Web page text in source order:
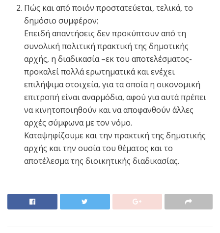
Πώς και από ποιόν προστατεύεται, τελικά, το
δημόσιο συμφέρον;
Επειδή απαντήσεις δεν προκύπτουν από τη
συνολική πολιτική πρακτική της δημοτικής
αρχής, η διαδικασία –εκ του αποτελέσματος-
προκαλεί πολλά ερωτηματικά και ενέχει
επιλήψιμα στοιχεία, για τα οποία η οικονομική
επιτροπή είναι αναρμόδια, αφού για αυτά πρέπει
να κινητοποιηθούν και να αποφανθούν άλλες
αρχές σύμφωνα με τον νόμο.
Καταψηφίζουμε και την πρακτική της δημοτικής
αρχής και την ουσία του θέματος και το
αποτέλεσμα της διοικητικής διαδικασίας.